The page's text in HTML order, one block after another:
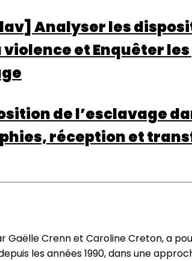
Analyser les
et Enquêter
de l’esclavage
réception et
Gaëlle Crenn et Caroline Creton, a
les années 1990, dans une